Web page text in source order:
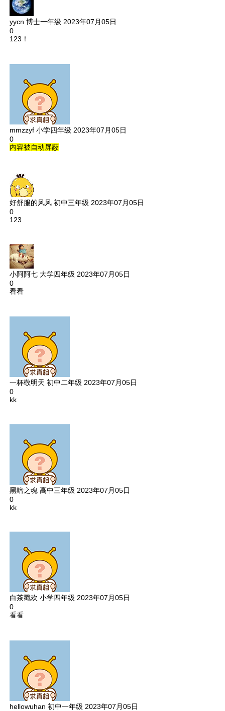
yycn 博士一年级 2023年07月05日
0
123！
mmzzyf 小学四年级 2023年07月05日
0
内容被自动屏蔽
好舒服的风风 初中三年级 2023年07月05日
0
123
小阿阿七 大学四年级 2023年07月05日
0
看看
一杯敬明天 初中二年级 2023年07月05日
0
kk
黑暗之魂 高中三年级 2023年07月05日
0
kk
白茶戳欢 小学四年级 2023年07月05日
0
看看
hellowuhan 初中一年级 2023年07月05日